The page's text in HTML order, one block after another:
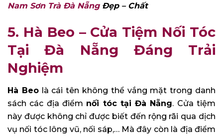
Nam Sơn Trà Đà NẵngĐẹp – Chất
5. Hà Beo – Cửa Tiệm Nối Tóc
Tại Đà Nẵng Đáng Trải
Nghiệm
Hà Beolà cái tên không thể vắng mặt trong danh
sách các địa điểm nối tóc tại Đà Nẵng. Cửa tiệm
này được không chỉ được biết đến rộng rãi qua dịch
vụ nối tóc lông vũ, nối sáp,… Mà đây còn là địa điểm